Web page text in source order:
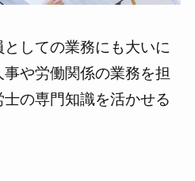
しての業務にも大いに
や労働関係の業務を担
の専門知識を活かせる